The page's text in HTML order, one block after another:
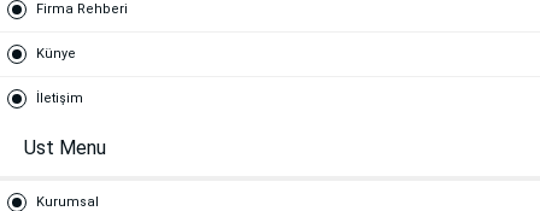
Firma Rehberi
Künye
İletişim
Ust Menu
Kurumsal